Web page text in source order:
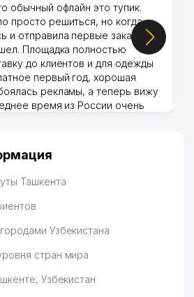
обычный офлайн это тупик.
просто решиться, но когда
и отправила первые заказы,
Площадка полностью
до клиентов и для одежды
первый год, хорошая
рекламы, а теперь вижу
время из России очень
Ташкента
Узбекистана
стран мира
Узбекистан